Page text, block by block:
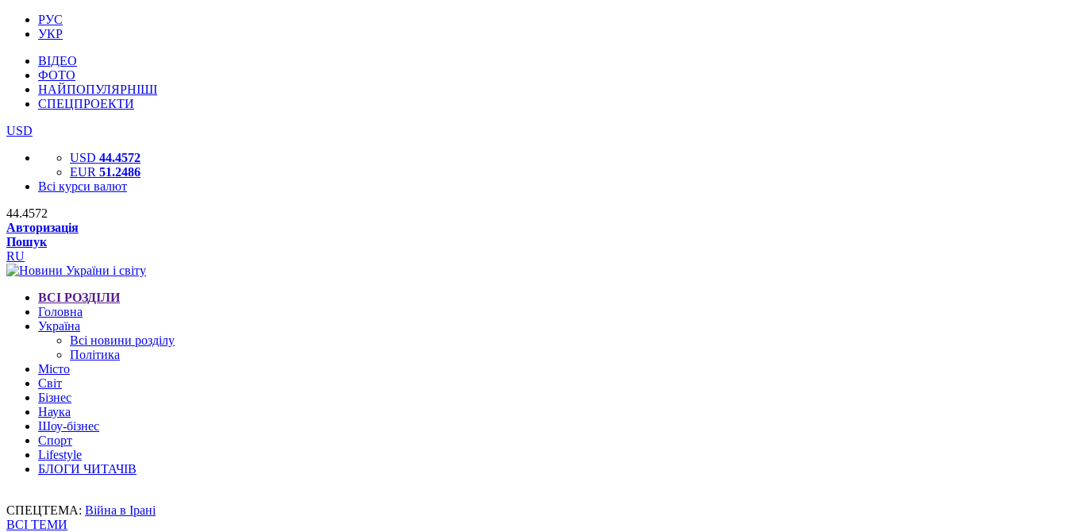
РУС
УКР
ВІДЕО
ФОТО
НАЙПОПУЛЯРНІШІ
СПЕЦПРОЕКТИ
USD
USD 44.4572
EUR 51.2486
Всі курси валют
44.4572
Авторизація
Пошук
RU
ВСІ РОЗДІЛИ
Головна
Україна
Всі новини розділу
Політика
Місто
Світ
Бізнес
Наука
Шоу-бізнес
Спорт
Lifestyle
БЛОГИ ЧИТАЧІВ
СПЕЦТЕМА: Війна в Ірані
ВСІ ТЕМИ